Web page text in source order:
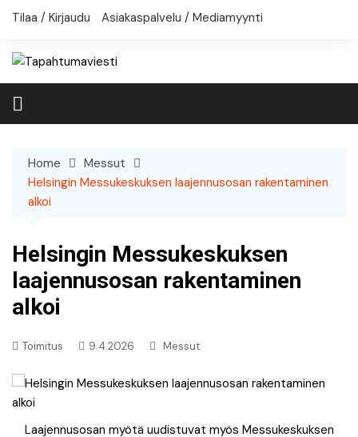
Skip
Tilaa / Kirjaudu Asiakaspalvelu / Mediamyynti
Home
Messut
Helsingin Messukeskuksen laajennusosan rakentaminen
alkoi
Helsingin Messukeskuksen
laajennusosan rakentaminen
alkoi
Toimitus 9.4.2026 Messut
Laajennusosan myötä uudistuvat myös Messukeskuksen